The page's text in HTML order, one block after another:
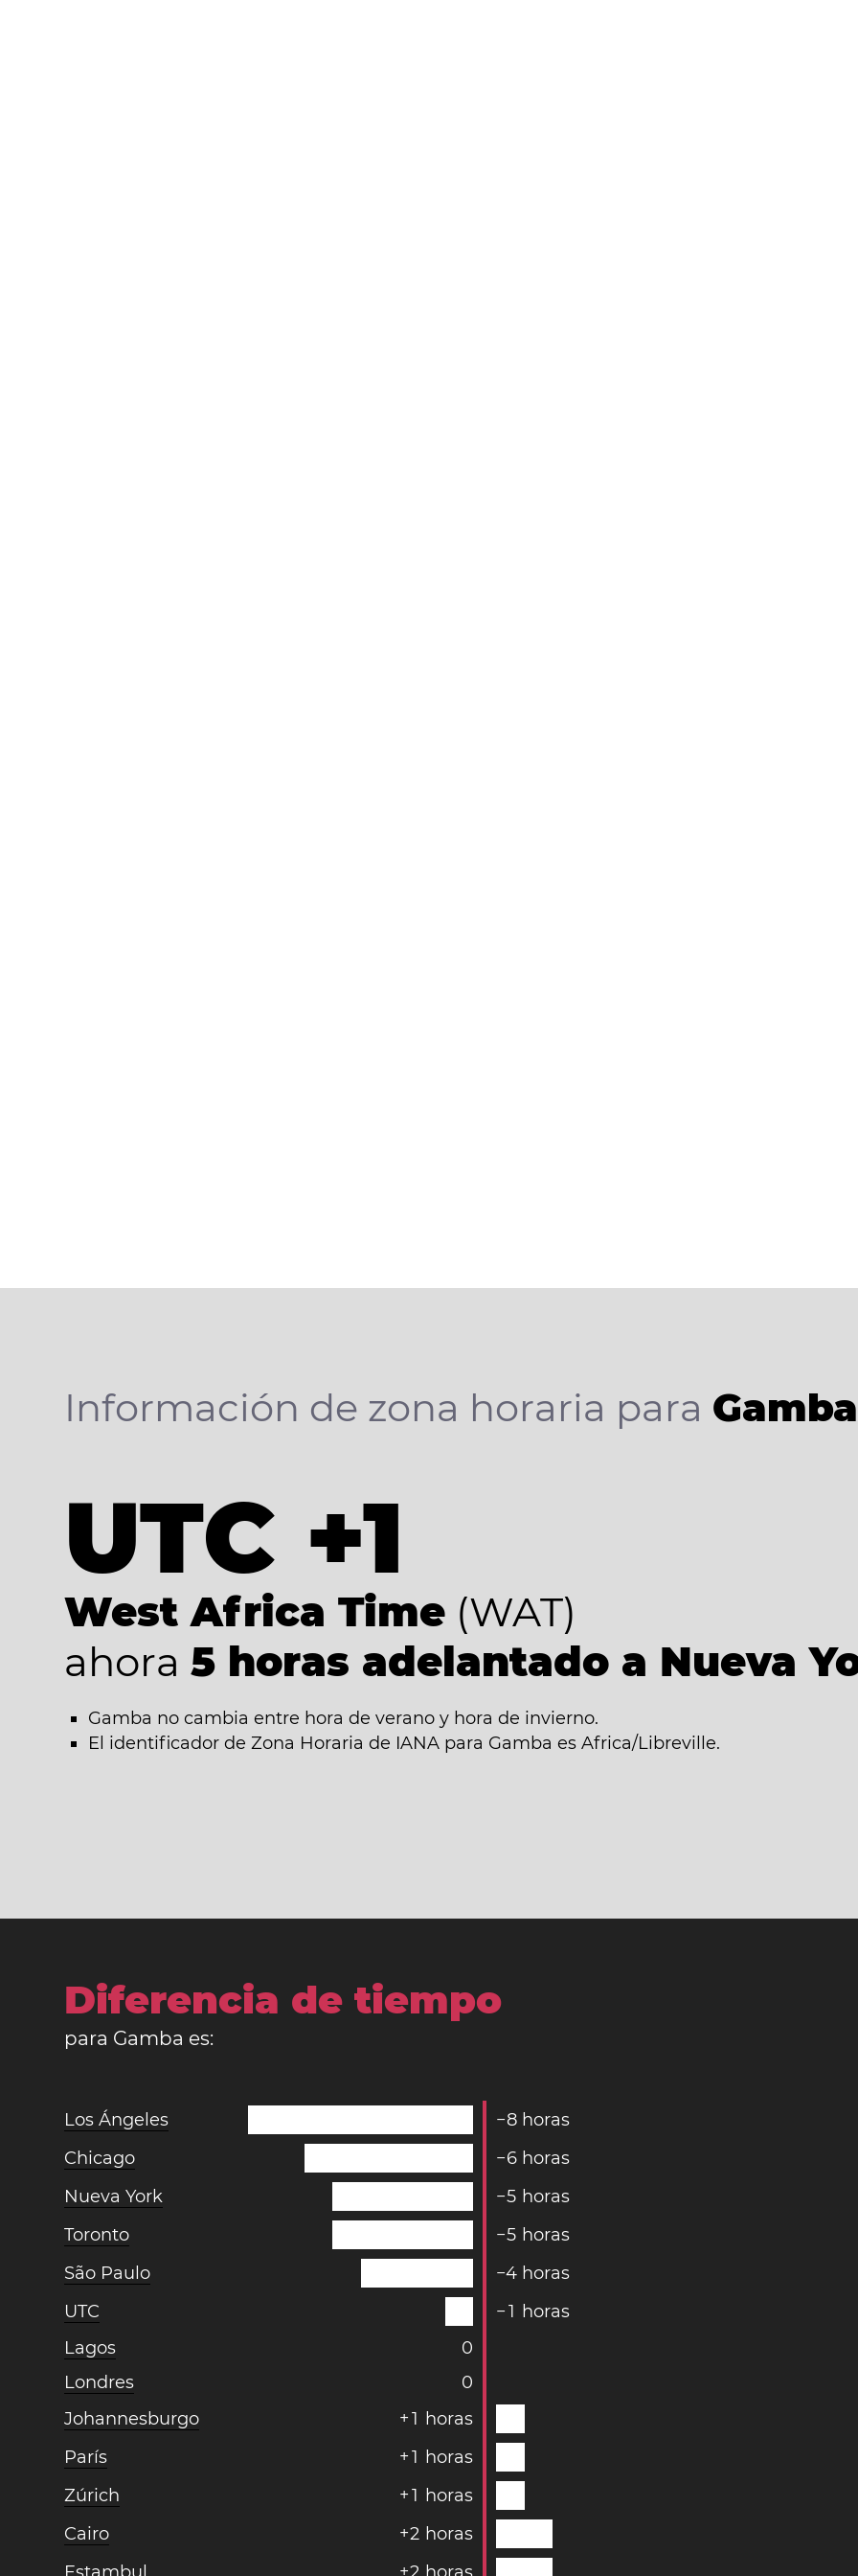
Información de zona horaria para Gamba
UTC +1
West Africa Time (WAT)
ahora 5 horas adelantado a Nueva
Gamba no cambia entre hora de verano y hora de invierno.
El identificador de Zona Horaria de IANA para Gamba es Africa/Libreville.
Diferencia de tiempo
para Gamba es:
Los Ángeles −8 horas
Chicago
−6 horas
Nueva York
−5 horas
Toronto
−5 horas
São Paulo
−4 horas
UTC
−1 horas
Lagos
0
Londres
0
Johannesburgo
+1 horas
París
+1 horas
Zúrich
+1 horas
Cairo
+2 horas